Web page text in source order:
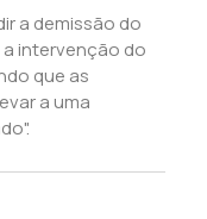
a demissão do
intervenção do
que as
a uma